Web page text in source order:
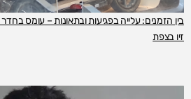
בין הזמנים: עלייה בפגיעות ובתאונות – עומס
זיו בצפת